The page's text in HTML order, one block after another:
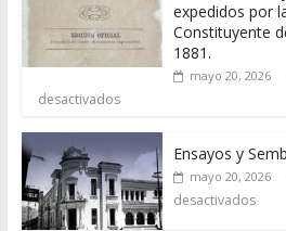
expedidos por
Constituyente
1881.
mayo 20, 2026
desactivados
Ensayos y
mayo 20, 2026
desactivados